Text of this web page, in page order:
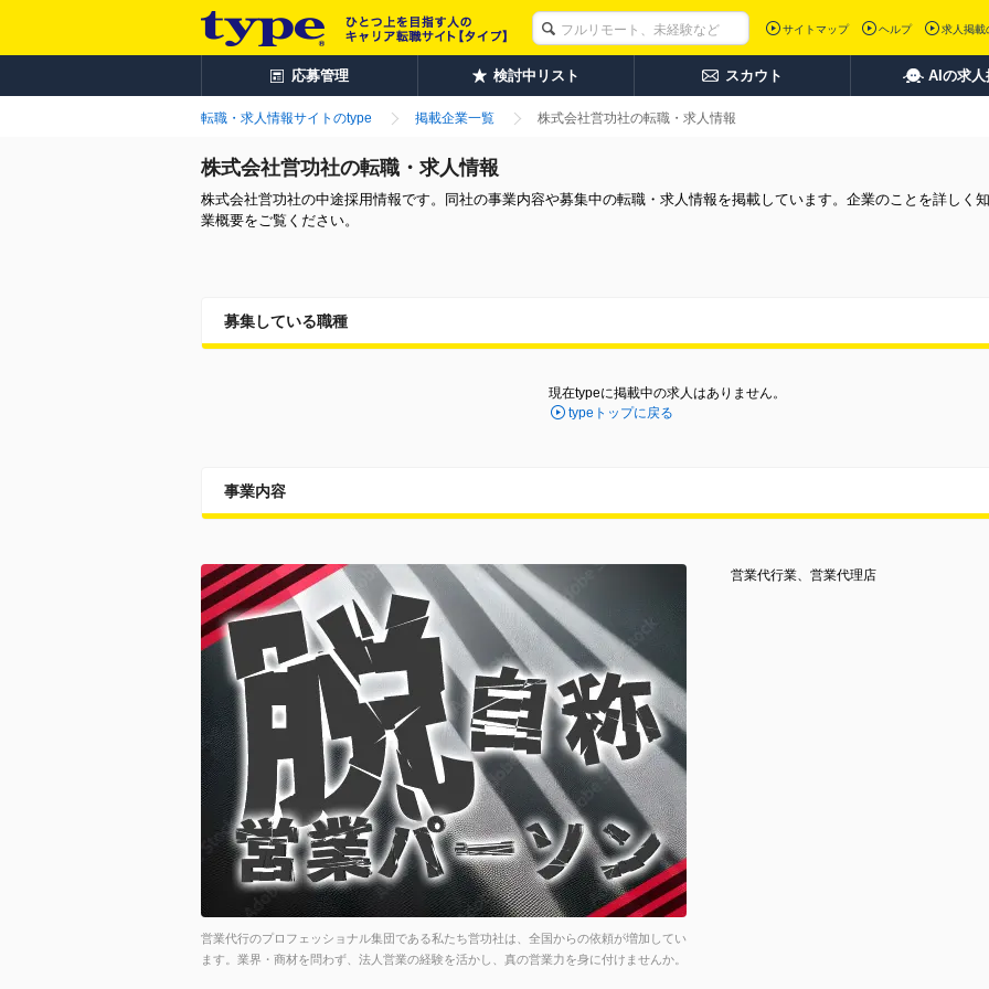
サイトマップ ヘルプ 求人掲載
応募管理 検討中リスト スカウト AIの求人
転職・求人情報サイトのtype 掲載企業一覧 株式会社営功社の転職・求人情報
株式会社営功社の転職・求人情報
株式会社営功社の中途採用情報です。同社の事業内容や募集中の転職・求人情報を掲載しています。企業のことを詳しく
業概要をご覧ください。
募集している職種
現在typeに掲載中の求人はありません。
typeトップに戻る
事業内容
営業代行のプロフェッショナル集団である私たち営功社は、全国からの依頼が増加してい
ます。業界・商材を問わず、法人営業の経験を活かし、真の営業力を身に付けませんか。
営業代行業、営業代理店